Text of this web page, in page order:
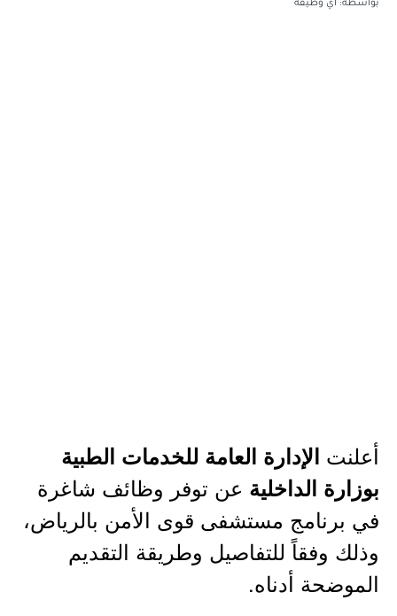
بواسطة: أي وظيفة
أعلنت الإدارة العامة للخدمات الطبية
بوزارة الداخلية عن توفر وظائف شاغرة
في برنامج مستشفى قوى الأمن بالرياض،
وذلك وفقاً للتفاصيل وطريقة التقديم
الموضحة أدناه.